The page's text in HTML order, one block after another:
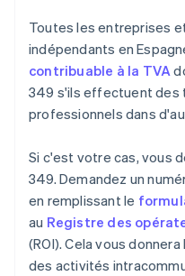
Toutes les entreprises
indépendants en
contribuable à la TVA
349 s'ils effectuent des
professionnels dans
Si c'est votre cas, vous
349. Demandez un
en remplissant le
au Registre des
(ROI). Cela vous
des activités